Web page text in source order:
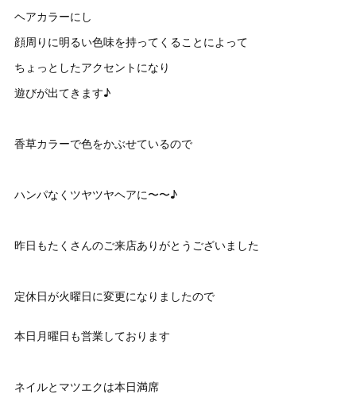
ヘアカラーにし
顔周りに明るい色味を持ってくることによって
ちょっとしたアクセントになり
遊びが出てきます♪
香草カラーで色をかぶせているので
ハンパなくツヤツヤヘアに〜〜♪
昨日もたくさんのご来店ありがとうございました
定休日が火曜日に変更になりましたので
本日月曜日も営業しております
ネイルとマツエクは本日満席